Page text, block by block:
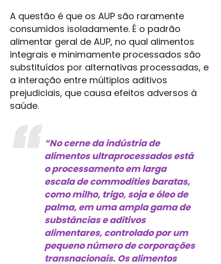
A questão é que os AUP são raramente
consumidos isoladamente. É o padrão
alimentar geral de AUP, no qual alimentos
integrais e minimamente processados são
substituídos por alternativas processadas, e
a interação entre múltiplos aditivos
prejudiciais, que causa efeitos adversos à
saúde.
“No cerne da indústria de
alimentos ultraprocessados está
o processamento em larga
escala de commodities baratas,
como milho, trigo, soja e óleo de
palma, em uma ampla gama de
substâncias e aditivos
alimentares, controlado por um
pequeno número de corporações
transnacionais. Os alimentos